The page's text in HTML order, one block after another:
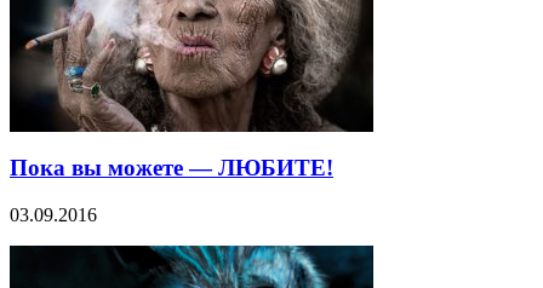
Пока вы можете — ЛЮБИТЕ!
03.09.2016